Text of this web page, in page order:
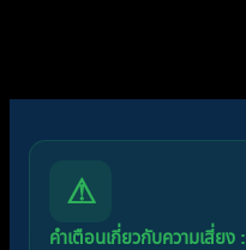
⚠
คำเตือนเกี่ยวกับความเสี่ยง :